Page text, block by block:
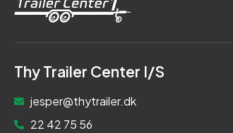
Thy Trailer Center I/S
jesper@thytrailer.dk
22 42 75 56